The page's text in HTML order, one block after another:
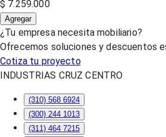
$ 7.259.000
Agregar
¿Tu empresa necesita mobiliario?
Ofrecemos soluciones y descuentos
Cotiza tu proyecto
INDUSTRIAS CRUZ CENTRO
(310) 568 6924
(300) 244 1013
(311) 464 7215